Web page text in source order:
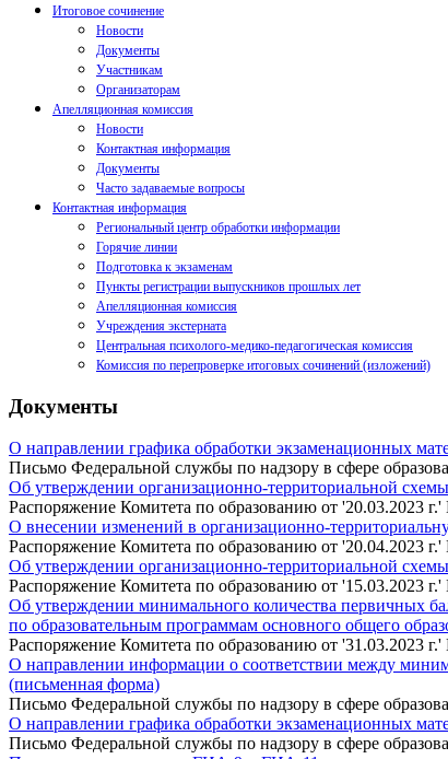
Итоговое сочинение
Новости
Документы
Участникам
Организаторам
Апелляционная комиссия
Новости
Контактная информация
Документы
Часто задаваемые вопросы
Контактная информация
Региональный центр обработки информации
Горячие линии
Подготовка к экзаменам
Пункты регистрации выпускников прошлых лет
Апелляционная комиссия
Учреждения экстерната
Центральная психолого-медико-педагогическая комиссия
Комиссия по перепроверке итоговых сочинений (изложений)
Документы
О направлении графика обработки экзаменационных
Письмо Федеральной службы по надзору в сфере
Об утверждении организационно-территориальной
Распоряжение Комитета по образованию от '20.03.2023
О внесении изменений в организационно-
Распоряжение Комитета по образованию от '20.04.2023
Об утверждении организационно-территориальной
Распоряжение Комитета по образованию от '15.03.2023
Об утверждении минимального количества первичных
по образовательным программам основного общего
Распоряжение Комитета по образованию от '31.03.2023
О направлении информации о соответствии между
(письменная форма)
Письмо Федеральной службы по надзору в сфере
О направлении графика обработки экзаменационных
Письмо Федеральной службы по надзору в сфере